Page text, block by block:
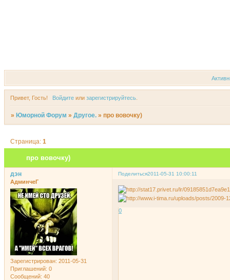
Привет, Гость! Войдитеили зарегистрируйтесь.
» Юморной Форум »Другое. »про вовочку)
про вовочку)
Страница:1
Поделиться2011-05-31 10:00:11
дэн
АдминчеГ
Зарегистрирован: 2011-05-31
Приглашений: 0
Сообщений: 40
0